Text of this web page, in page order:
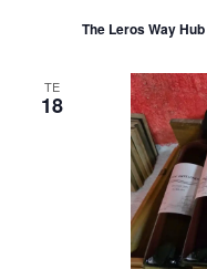
The Leros Way Hub
ΤΕ
18